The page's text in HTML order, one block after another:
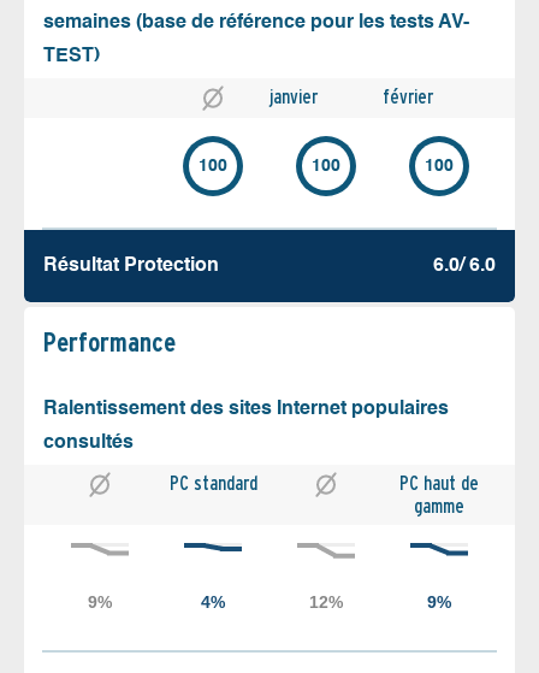
semaines (base de référence pour les tests AV-
TEST)
janvier février
100 100 100
Résultat Protection 6.0/ 6.0
Performance
Ralentissement des sites Internet populaires
consultés
PC standard
PC haut de
gamme